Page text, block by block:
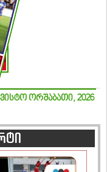
ორშაბათი, 2026